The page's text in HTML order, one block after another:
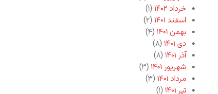
خرداد ۱۴۰۲
(۱)
اسفند ۱۴۰۱
(۲)
بهمن ۱۴۰۱
(۴)
دی ۱۴۰۱
(۸)
آذر ۱۴۰۱
(۸)
شهریور ۱۴۰۱
(۳)
مرداد ۱۴۰۱
(۳)
تیر ۱۴۰۱
(۱)